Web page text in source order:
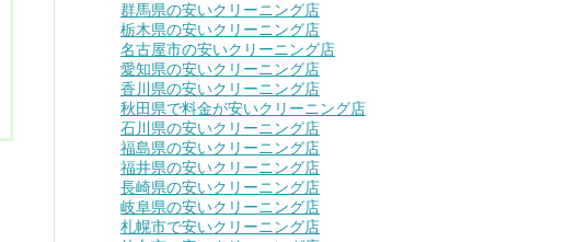
群馬県の安いクリーニング店
栃木県の安いクリーニング店
名古屋市の安いクリーニング店
愛知県の安いクリーニング店
香川県の安いクリーニング店
秋田県で料金が安いクリーニング店
石川県の安いクリーニング店
福島県の安いクリーニング店
福井県の安いクリーニング店
長崎県の安いクリーニング店
岐阜県の安いクリーニング店
札幌市で安いクリーニング店